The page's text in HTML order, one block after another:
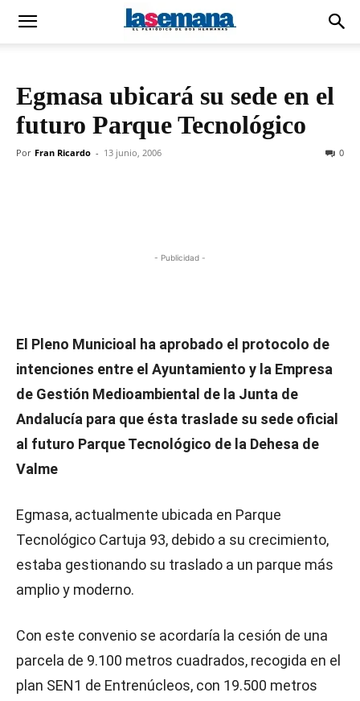
Egmasa ubicará su sede en el
futuro Parque Tecnológico
Por Fran Ricardo - 13 junio, 2006 0
- Publicidad -
El Pleno Municioal ha aprobado el protocolo de
intenciones entre el Ayuntamiento y la Empresa
de Gestión Medioambiental de la Junta de
Andalucía para que ésta traslade su sede oficial
al futuro Parque Tecnológico de la Dehesa de
Valme
Egmasa, actualmente ubicada en Parque
Tecnológico Cartuja 93, debido a su crecimiento,
estaba gestionando su traslado a un parque más
amplio y moderno.
Con este convenio se acordaría la cesión de una
parcela de 9.100 metros cuadrados, recogida en el
plan SEN1 de Entrenúcleos, con 19.500 metros